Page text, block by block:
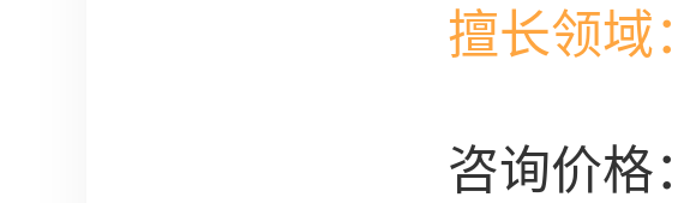
擅长领域：
咨询价格